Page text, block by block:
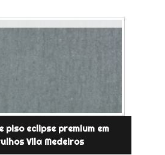
piso eclipse premium em
Vila Medeiros